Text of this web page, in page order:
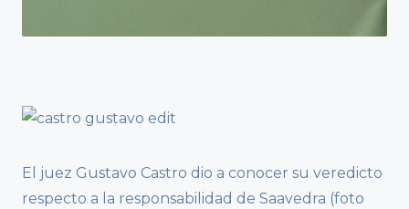
El juez Gustavo Castro dio a conocer su veredicto
respecto a la responsabilidad de Saavedra (foto